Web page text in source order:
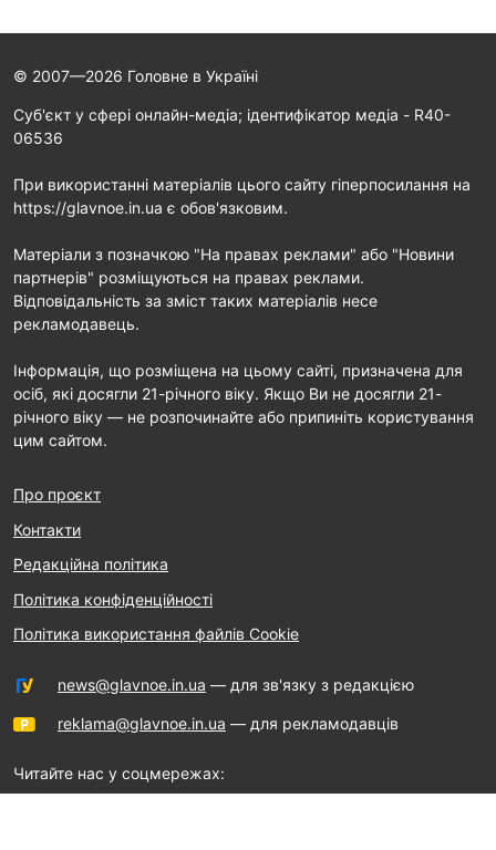
© 2007—2026 Головне в Україні
Cуб'єкт у сфері онлайн-медіа; ідентифікатор медіа - R40-
06536
При використанні матеріалів цього сайту гіперпосилання на
https://glavnoe.in.ua є обов'язковим.
Матеріали з позначкою "На правах реклами" або "Новини
партнерів" розміщуються на правах реклами.
Відповідальність за зміст таких матеріалів несе
рекламодавець.
Інформація, що розміщена на цьому сайті, призначена для
осіб, які досягли 21-річного віку. Якщо Ви не досягли 21-
річного віку — не розпочинайте або припиніть користування
цим сайтом.
Про проєкт
Контакти
Редакційна політика
Політика конфіденційності
Політика використання файлів Cookie
news@glavnoe.in.ua — для зв'язку з редакцією
reklama@glavnoe.in.ua — для рекламодавців
Читайте нас у соцмережах: